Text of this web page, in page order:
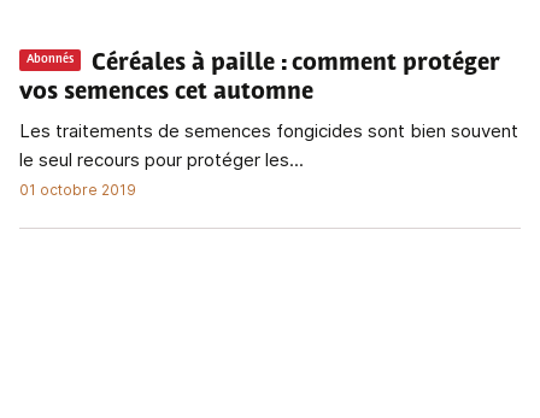
Abonnés Céréales à paille : comment protéger
vos semences cet automne
Les traitements de semences fongicides sont bien souvent
le seul recours pour protéger les...
01 octobre 2019